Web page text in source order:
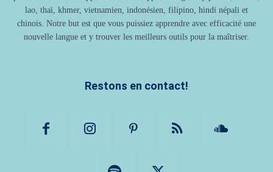
lao, thaï, khmer, vietnamien, indonésien, filipino, hindi népali et
chinois. Notre but est que vous puissiez apprendre avec efficacité une
nouvelle langue et y trouver les meilleurs outils pour la maîtriser.
Restons en contact!